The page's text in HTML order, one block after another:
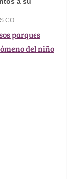
parques
del niño